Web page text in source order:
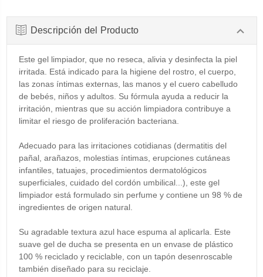
Descripción del Producto
Este gel limpiador, que no reseca, alivia y desinfecta la piel
irritada. Está indicado para la higiene del rostro, el cuerpo,
las zonas íntimas externas, las manos y el cuero cabelludo
de bebés, niños y adultos. Su fórmula ayuda a reducir la
irritación, mientras que su acción limpiadora contribuye a
limitar el riesgo de proliferación bacteriana.
Adecuado para las irritaciones cotidianas (dermatitis del
pañal, arañazos, molestias íntimas, erupciones cutáneas
infantiles, tatuajes, procedimientos dermatológicos
superficiales, cuidado del cordón umbilical...), este gel
limpiador está formulado sin perfume y contiene un 98 % de
ingredientes de origen natural.
Su agradable textura azul hace espuma al aplicarla. Este
suave gel de ducha se presenta en un envase de plástico
100 % reciclado y reciclable, con un tapón desenroscable
también diseñado para su reciclaje.